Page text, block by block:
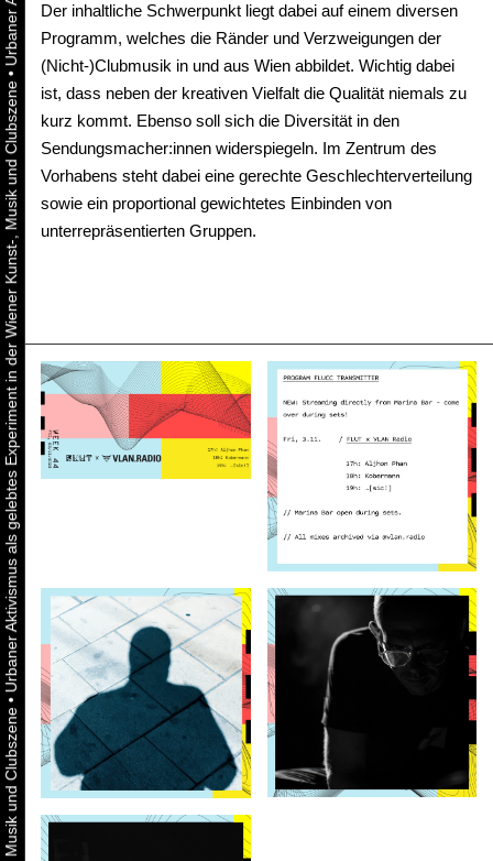
•
Urbaner Aktivismus als gelebtes Experiment in der Wiener Kunst-, Musik und Clubszene
•
Der inhaltliche Schwerpunkt liegt dabei auf einem diversen
Programm, welches die Ränder und Verzweigungen der
(Nicht-)Clubmusik in und aus Wien abbildet. Wichtig dabei
ist, dass neben der kreativen Vielfalt die Qualität niemals zu
kurz kommt. Ebenso soll sich die Diversität in den
Sendungsmacher:innen widerspiegeln. Im Zentrum des
Vorhabens steht dabei eine gerechte Geschlechterverteilung
sowie ein proportional gewichtetes Einbinden von
unterrepräsentierten Gruppen.